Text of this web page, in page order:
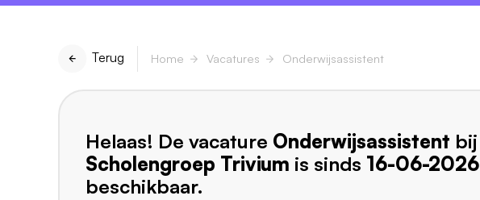
Terug Home Vacatures Onderwijsassistent
Helaas! De vacature Onderwijsassistent bij
Scholengroep Trivium is sinds 16-06-2026
beschikbaar.